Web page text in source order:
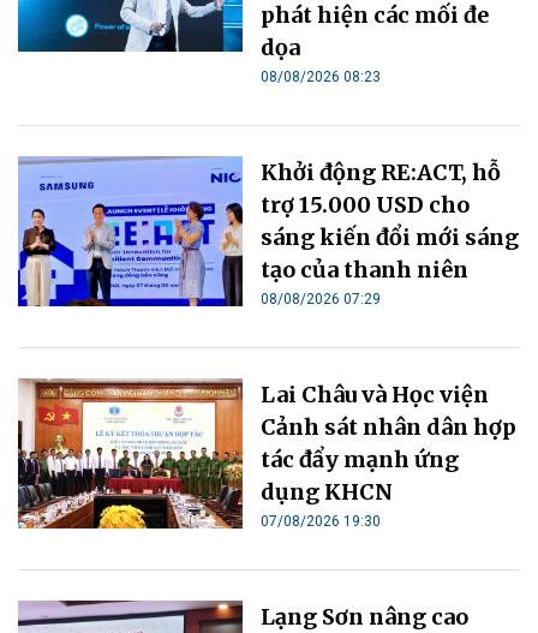
phát hiện các mối đe
dọa
08/08/2026 08:23
Khởi động RE:ACT, hỗ
trợ 15.000 USD cho
sáng kiến đổi mới sáng
tạo của thanh niên
08/08/2026 07:29
Lai Châu và Học viện
Cảnh sát nhân dân hợp
tác đẩy mạnh ứng
dụng KHCN
07/08/2026 19:30
Lạng Sơn nâng cao